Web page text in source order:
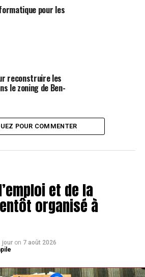
la région.
HANNUT
en 2024
sera inauguré au mois d’août
pour les
reconstruire les
le zoning de Ben-
POUR COMMENTER
et de la
organisé à
jour on 7 août 2026